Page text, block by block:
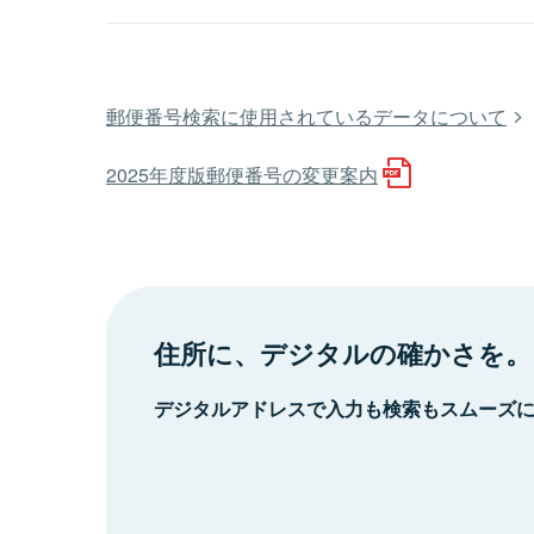
郵便番号検索に使用されているデータについて
2025年度版郵便番号の変更案内
住所に、デジタルの確かさを。
デジタルアドレスで入力も検索もスムーズ